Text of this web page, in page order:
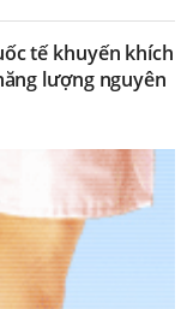
tế khuyến khích
lượng nguyên